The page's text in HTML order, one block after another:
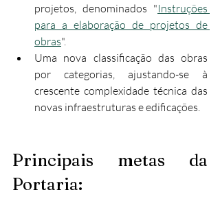
projetos, denominados "Instruções
para a elaboração de projetos de
obras".
Uma nova classificação das obras
por categorias, ajustando-se à
crescente complexidade técnica das
novas infraestruturas e edificações.
Principais metas da
Portaria: